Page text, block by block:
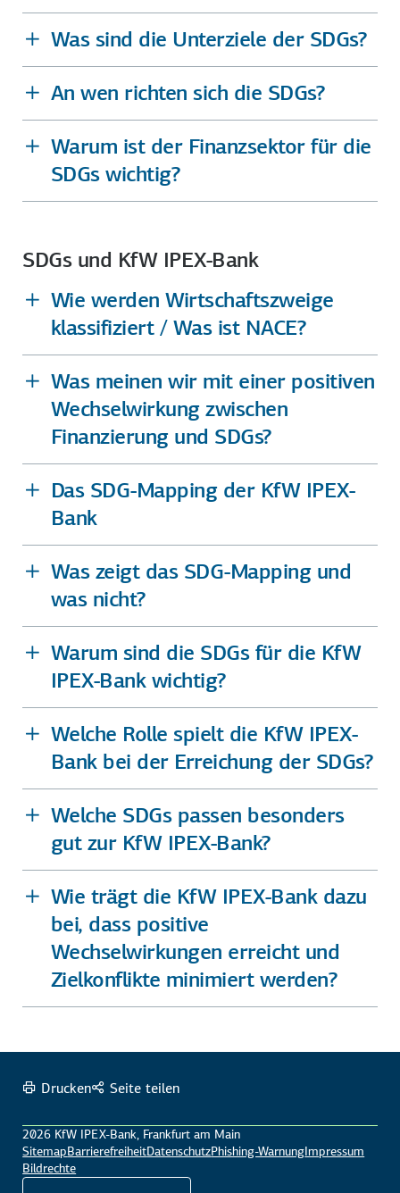
Was sind die Unterziele der SDGs?
An wen richten sich die SDGs?
Warum ist der Finanzsektor für die
SDGs wichtig?
SDGs und KfW IPEX-Bank
Wie werden Wirtschaftszweige
klassifiziert / Was ist NACE?
Was meinen wir mit einer positiven
Wechselwirkung zwischen
Finanzierung und SDGs?
Das SDG-Mapping der KfW IPEX-
Bank
Was zeigt das SDG-Mapping und
was nicht?
Warum sind die SDGs für die KfW
IPEX-Bank wichtig?
Welche Rolle spielt die KfW IPEX-
Bank bei der Erreichung der SDGs?
Welche SDGs passen besonders
gut zur KfW IPEX-Bank?
Wie trägt die KfW IPEX-Bank dazu
bei, dass positive
Wechselwirkungen erreicht und
Zielkonflikte minimiert werden?
Drucken Seite teilen
2026 KfW IPEX-Bank, Frankfurt am Main
SitemapBarrierefreiheitDatenschutzPhishing-WarnungImpressum
Bildrechte